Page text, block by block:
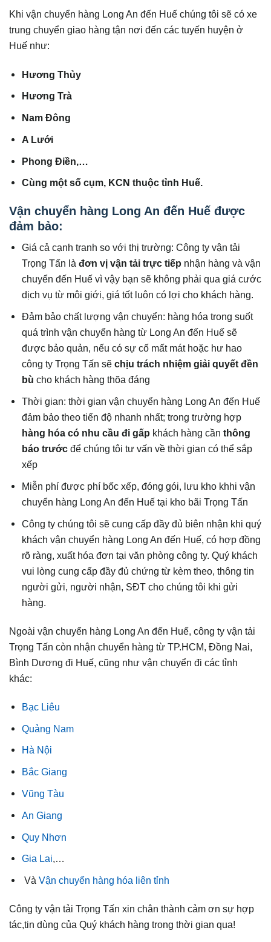
Khi vận chuyển hàng Long An đến Huế chúng tôi sẽ có xe
trung chuyển giao hàng tận nơi đến các tuyến huyện ở
Huế như:
Hương Thủy
Hương Trà
Nam Đông
A Lưới
Phong Điền,…
Cùng một số cụm, KCN thuộc tỉnh Huế.
Vận chuyển hàng Long An đến Huế được
đảm bảo:
Giá cả cạnh tranh so với thị trường: Công ty vận tải
Trọng Tấn làđơn vị vận tải trực tiếp nhận hàng và vận
chuyển đến Huế vì vậy bạn sẽ không phải qua giá cước
dịch vụ từ môi giới, giá tốt luôn có lợi cho khách hàng.
Đảm bảo chất lượng vận chuyển: hàng hóa trong suốt
quá trình vận chuyển hàng từ Long An đến Huế sẽ
được bảo quản, nếu có sự cố mất mát hoặc hư hao
công ty Trọng Tấn sẽchịu trách nhiệm giải quyết đền
bù cho khách hàng thõa đáng
Thời gian: thời gian vận chuyển hàng Long An đến Huế
đảm bảo theo tiến độ nhanh nhất; trong trường hợp
hàng hóa có nhu cầu đi gấp khách hàng cầnthông
báo trước để chúng tôi tư vấn về thời gian có thể sắp
xếp
Miễn phí được phí bốc xếp, đóng gói, lưu kho khhi vận
chuyển hàng Long An đến Huế tại kho bãi Trọng Tấn
Công ty chúng tôi sẽ cung cấp đầy đủ biên nhận khi quý
khách vận chuyển hàng Long An đến Huế, có hợp đồng
rõ ràng, xuất hóa đơn tại văn phòng công ty. Quý khách
vui lòng cung cấp đầy đủ chứng từ kèm theo, thông tin
người gửi, người nhận, SĐT cho chúng tôi khi gửi
hàng.
Ngoài vận chuyển hàng Long An đến Huế, công ty vận tải
Trọng Tấn còn nhận chuyển hàng từ TP.HCM, Đồng Nai,
Bình Dương đi Huế, cũng như vận chuyển đi các tỉnh
khác:
Bạc Liêu
Quảng Nam
Hà Nội
Bắc Giang
Vũng Tàu
An Giang
Quy Nhơn
Gia Lai,…
VàVận chuyển hàng hóa liên tỉnh
Công ty vận tải Trọng Tấn xin chân thành cảm ơn sự hợp
tác,tin dùng của Quý khách hàng trong thời gian qua!